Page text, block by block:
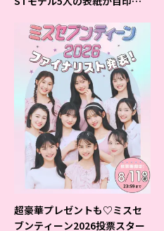
超豪華プレゼントも♡ミスセ
ブンティーン2026投票スター